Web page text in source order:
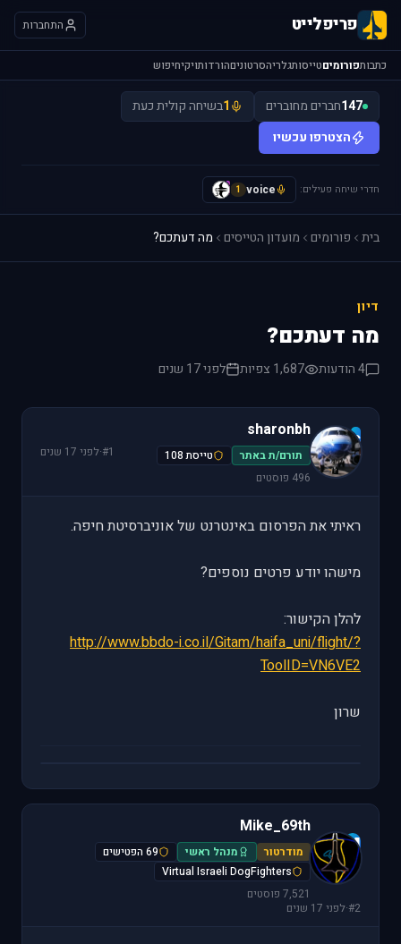
פריפלייט התחברות
כתבותפורומיםטייסותגלריהסרטוניםהורדותויקיחיפוש
147חברים מחוברים 1בשיחה קולית כעת
הצטרפו עכשיו
חדרי שיחה פעילים: voice
1
y
בית פורומים מועדון הטייסים מה דעתכם?
דיון
מה דעתכם?
4 הודעות 1,687 צפיות לפני 17 שנים
s
sharonbh
תורם/ת באתר
טייסת 108
496 פוסטים
#1
·לפני 17 שנים
ראיתי את הפרסום באינטרנט של אוניברסיטת חיפה.
מישהו יודע פרטים נוספים?
להלן הקישור:
http://www.bbdo-i.co.il/Gitam/haifa_uni/flight/?
ToolID=VN6VE2
שרון
M
Mike_69th
מודרטור מנהל ראשי
69 הפטישים
Virtual Israeli DogFighters
7,521 פוסטים
#2
·לפני 17 שנים